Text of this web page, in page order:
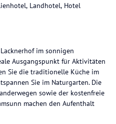
Landhotel, Hotel
im sonnigen
Ausgangspunkt für Aktivitäten
Sie die traditionelle Küche im
Sie im Naturgarten. Die
sowie der kostenfreie
machen den Aufenthalt